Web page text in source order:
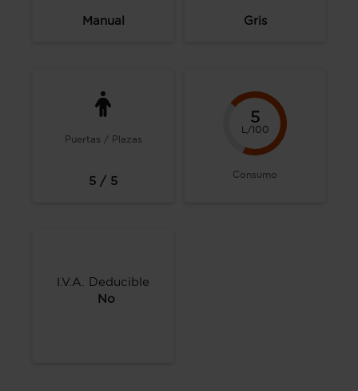
Manual Gris
Puertas / Plazas
5 / 5
5
L/100
Consumo
I.V.A. Deducible
No